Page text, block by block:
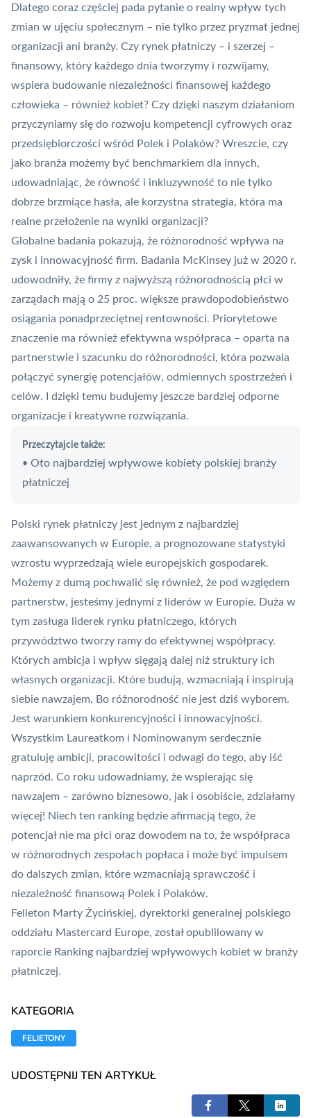
Dlatego coraz częściej pada pytanie o realny wpływ tych
zmian w ujęciu społecznym – nie tylko przez pryzmat jednej
organizacji ani branży. Czy rynek płatniczy – i szerzej –
finansowy, który każdego dnia tworzymy i rozwijamy,
wspiera budowanie niezależności finansowej każdego
człowieka – również kobiet? Czy dzięki naszym działaniom
przyczyniamy się do rozwoju kompetencji cyfrowych oraz
przedsiębiorczości wśród Polek i Polaków? Wreszcie, czy
jako branża możemy być benchmarkiem dla innych,
udowadniając, że równość i inkluzywność to nie tylko
dobrze brzmiące hasła, ale korzystna strategia, która ma
realne przełożenie na wyniki organizacji?
Globalne badania pokazują, że różnorodność wpływa na
zysk i innowacyjność firm. Badania McKinsey już w 2020 r.
udowodniły, że firmy z najwyższą różnorodnością płci w
zarządach mają o 25 proc. większe prawdopodobieństwo
osiągania ponadprzeciętnej rentowności. Priorytetowe
znaczenie ma również efektywna współpraca – oparta na
partnerstwie i szacunku do różnorodności, która pozwala
połączyć synergię potencjałów, odmiennych spostrzeżeń i
celów. I dzięki temu budujemy jeszcze bardziej odporne
organizacje i kreatywne rozwiązania.
Przeczytajcie także:
• Oto najbardziej wpływowe kobiety polskiej branży
płatniczej
Polski rynek płatniczy jest jednym z najbardziej
zaawansowanych w Europie, a prognozowane statystyki
wzrostu wyprzedzają wiele europejskich gospodarek.
Możemy z dumą pochwalić się również, że pod względem
partnerstw, jesteśmy jednymi z liderów w Europie. Duża w
tym zasługa liderek rynku płatniczego, których
przywództwo tworzy ramy do efektywnej współpracy.
Których ambicja i wpływ sięgają dalej niż struktury ich
własnych organizacji. Które budują, wzmacniają i inspirują
siebie nawzajem. Bo różnorodność nie jest dziś wyborem.
Jest warunkiem konkurencyjności i innowacyjności.
Wszystkim Laureatkom i Nominowanym serdecznie
gratuluję ambicji, pracowitości i odwagi do tego, aby iść
naprzód. Co roku udowadniamy, że wspierając się
nawzajem – zarówno biznesowo, jak i osobiście, zdziałamy
więcej! Niech ten ranking będzie afirmacją tego, że
potencjał nie ma płci oraz dowodem na to, że współpraca
w różnorodnych zespołach popłaca i może być impulsem
do dalszych zmian, które wzmacniają sprawczość i
niezależność finansową Polek i Polaków.
Felieton Marty Życińskiej, dyrektorki generalnej polskiego
oddziału Mastercard Europe, został opublilowany w
raporcie Ranking najbardziej wpływowych kobiet w branży
płatniczej.
KATEGORIA
FELIETONY
UDOSTĘPNIJ TEN ARTYKUŁ